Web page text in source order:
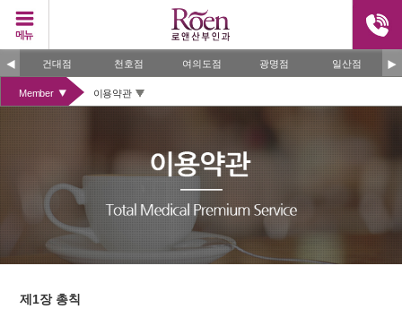
건대점 천호점 여의도점 광명점 일산점
Member 이용약관
제1장 총칙